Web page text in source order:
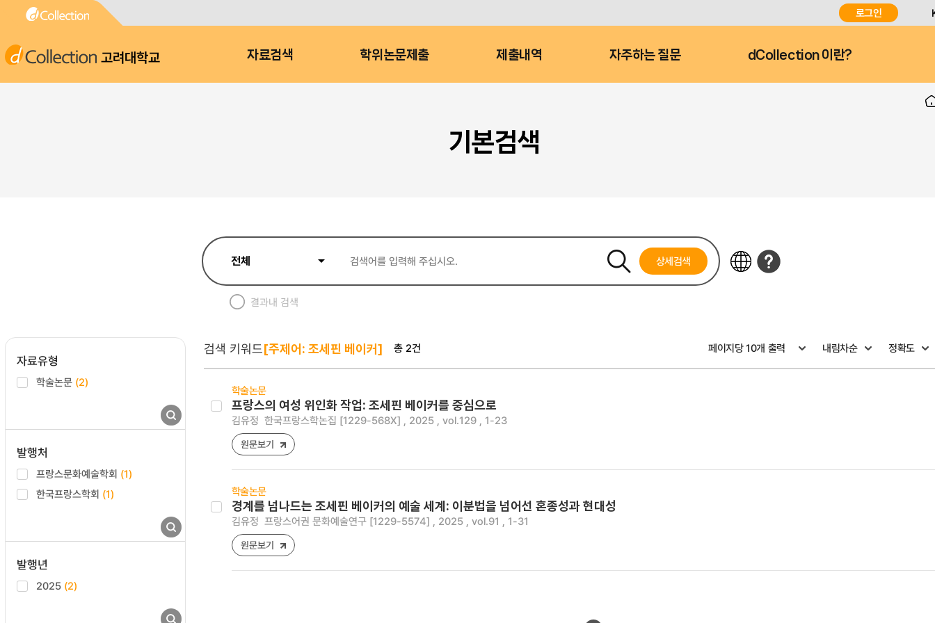
로그인
고려대학교 자료검색 학위논문제출 제출내역 자주하는 질문 dCollection 이란?
기본검색
상세검색
결과내 검색
자료유형
학술논문 (2)
발행처
프랑스문화예술학회 (1)
한국프랑스학회 (1)
발행년
2025 (2)
검색 키워드[주제어: 조세핀 베이커] 총 2건
학술논문
프랑스의 여성 위인화 작업: 조세핀 베이커를 중심으로
김유정 한국프랑스학논집 [1229-568X] , 2025 , vol.129 , 1-23
원문보기
학술논문
경계를 넘나드는 조세핀 베이커의 예술 세계: 이분법을 넘어선 혼종성과 현대성
김유정 프랑스어권 문화예술연구 [1229-5574] , 2025 , vol.91 , 1-31
원문보기